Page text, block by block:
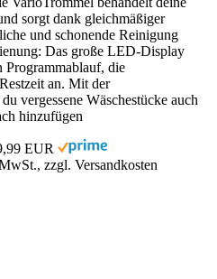
sorgt dank gleichmäßiger
und schonende Reinigung
Das große LED-Display
Programmablauf, die
an. Mit der
vergessene Wäschestücke auch
hinzufügen
EUR
zzgl. Versandkosten